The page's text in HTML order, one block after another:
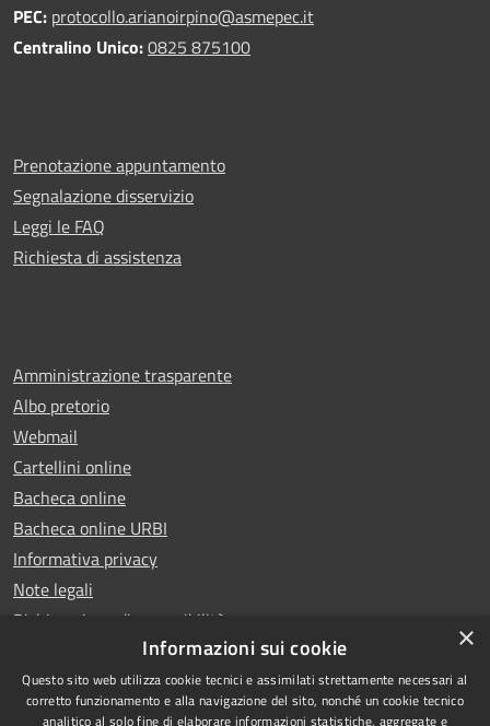
PEC: protocollo.arianoirpino@asmepec.it
Centralino Unico:0825 875100
Prenotazione appuntamento
Segnalazione disservizio
Leggi le FAQ
Richiesta di assistenza
Amministrazione trasparente
Albo pretorio
Webmail
Cartellini online
Bacheca online
Bacheca online URBI
Informativa privacy
Note legali
Dichiarazione di accessibilità
×
Informazioni sui cookie
Questo sito web utilizza cookie tecnici e assimilati strettamente necessari al
corretto funzionamento e alla navigazione del sito, nonché un cookie tecnico
analitico al solo fine di elaborare informazioni statistiche, aggregate e